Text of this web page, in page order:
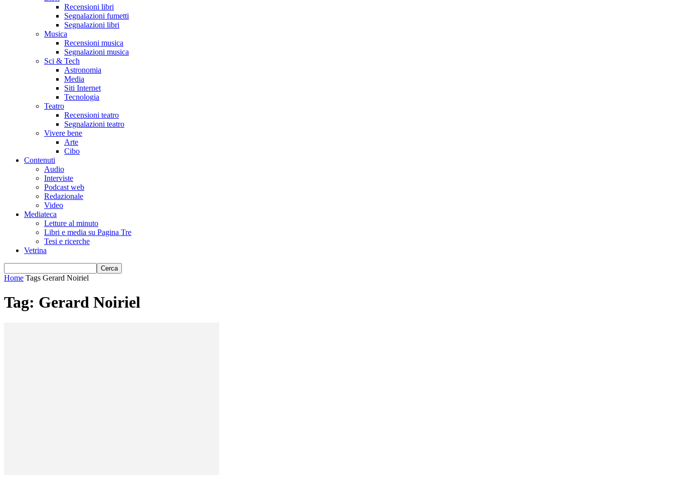
Recensioni libri
Segnalazioni fumetti
Segnalazioni libri
Musica
Recensioni musica
Segnalazioni musica
Sci & Tech
Astronomia
Media
Siti Internet
Tecnologia
Teatro
Recensioni teatro
Segnalazioni teatro
Vivere bene
Arte
Cibo
Contenuti
Audio
Interviste
Podcast web
Redazionale
Video
Mediateca
Letture al minuto
Libri e media su Pagina Tre
Tesi e ricerche
Vetrina
Home Tags Gerard Noiriel
Tag: Gerard Noiriel